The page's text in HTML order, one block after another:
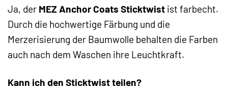
Ja, der MEZ Anchor Coats Sticktwist ist farbecht.
Durch die hochwertige Färbung und die
Merzerisierung der Baumwolle behalten die Farben
auch nach dem Waschen ihre Leuchtkraft.
Kann ich den Sticktwist teilen?